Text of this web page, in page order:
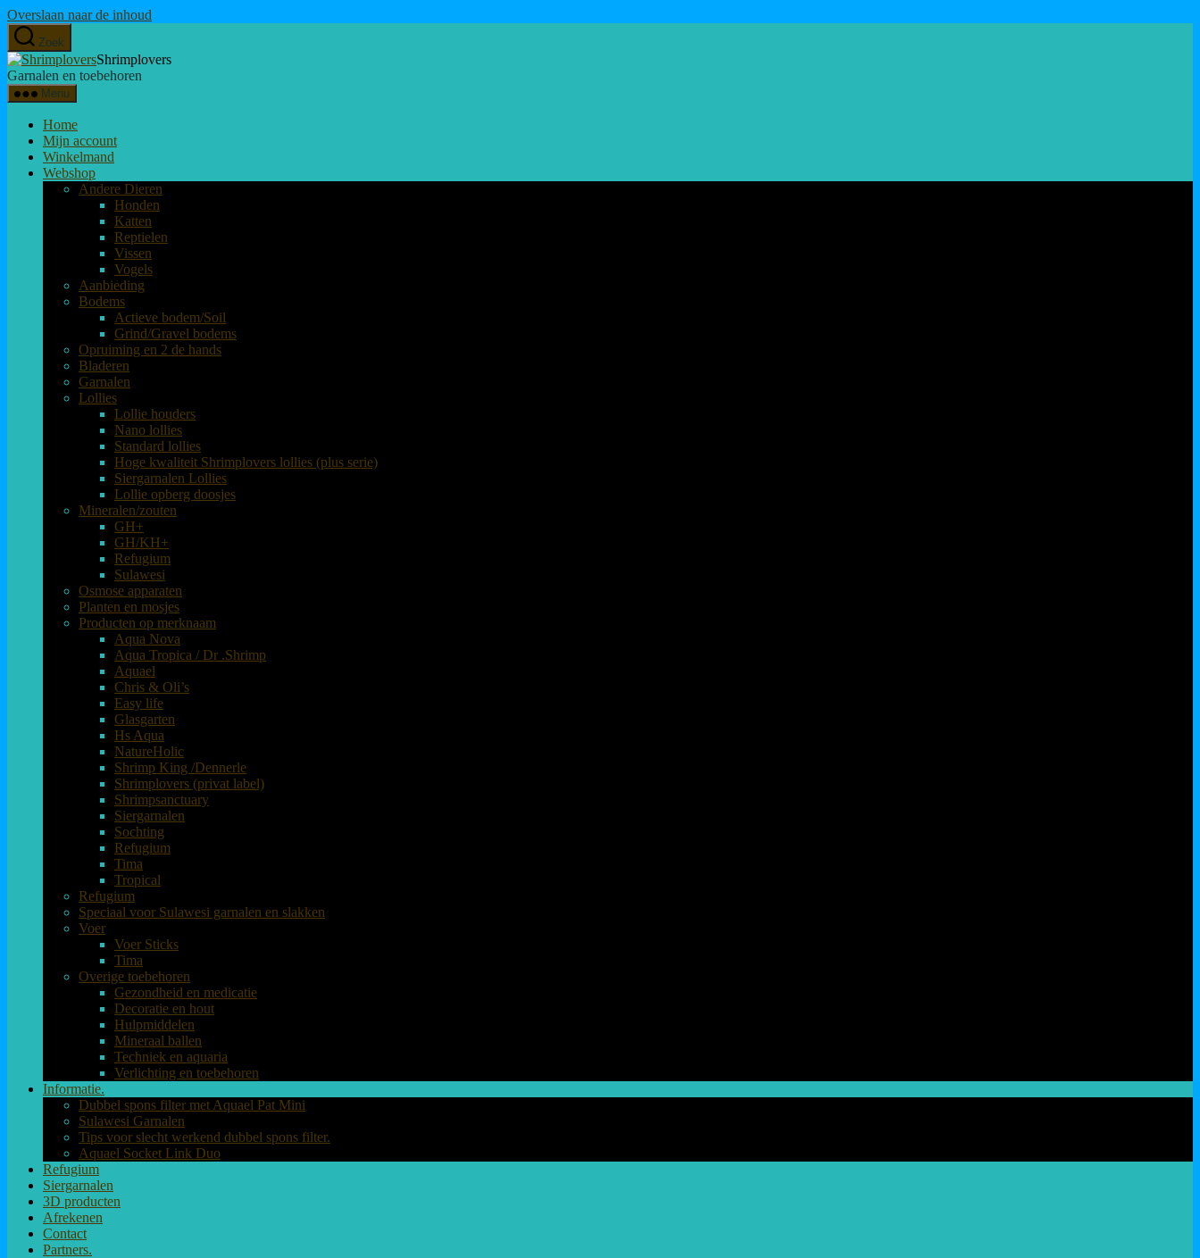
Overslaan naar de inhoud
Zoek
Shrimplovers
Garnalen en toebehoren
Menu
Home
Mijn account
Winkelmand
Webshop
Andere Dieren
Honden
Katten
Reptielen
Vissen
Vogels
Aanbieding
Bodems
Actieve bodem/Soil
Grind/Gravel bodems
Opruiming en 2 de hands
Bladeren
Garnalen
Lollies
Lollie houders
Nano lollies
Standard lollies
Hoge kwaliteit Shrimplovers lollies (plus serie)
Siergarnalen Lollies
Lollie opberg doosjes
Mineralen/zouten
GH+
GH/KH+
Refugium
Sulawesi
Osmose apparaten
Planten en mosjes
Producten op merknaam
Aqua Nova
Aqua Tropica / Dr .Shrimp
Aquael
Chris & Oli’s
Easy life
Glasgarten
Hs Aqua
NatureHolic
Shrimp King /Dennerle
Shrimplovers (privat label)
Shrimpsanctuary
Siergarnalen
Sochting
Refugium
Tima
Tropical
Refugium
Speciaal voor Sulawesi garnalen en slakken
Voer
Voer Sticks
Tima
Overige toebehoren
Gezondheid en medicatie
Decoratie en hout
Hulpmiddelen
Mineraal ballen
Techniek en aquaria
Verlichting en toebehoren
Informatie.
Dubbel spons filter met Aquael Pat Mini
Sulawesi Garnalen
Tips voor slecht werkend dubbel spons filter.
Aquael Socket Link Duo
Refugium
Siergarnalen
3D producten
Afrekenen
Contact
Partners.